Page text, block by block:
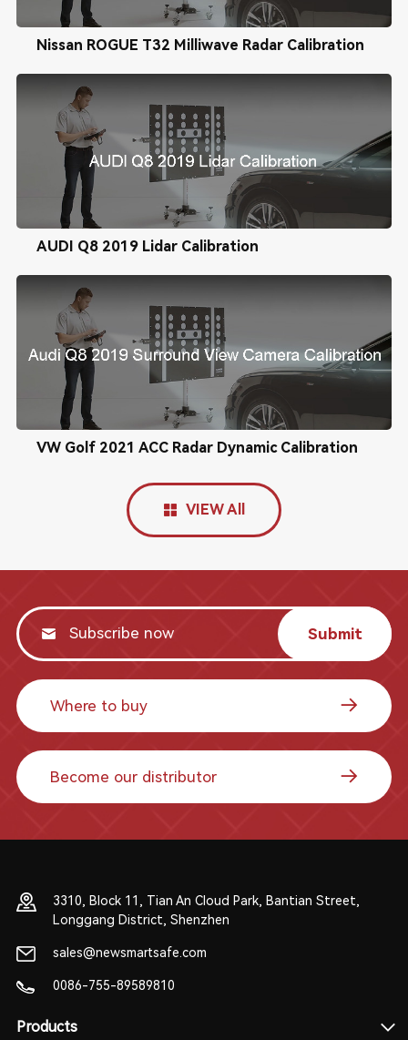
Nissan ROGUE T32 Milliwave Radar Calibration
AUDI Q8 2019 Lidar Calibration
VW Golf 2021 ACC Radar Dynamic Calibration
VIEW All
Submit
Where to buy
Become our distributor
3310, Block 11, Tian An Cloud Park, Bantian Street,
Longgang District, Shenzhen
sales@newsmartsafe.com
0086-755-89589810
Products